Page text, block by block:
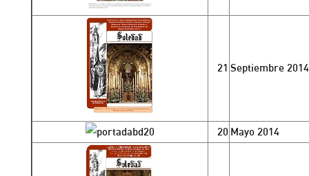
21 Septiembre 2014
20 Mayo 2014